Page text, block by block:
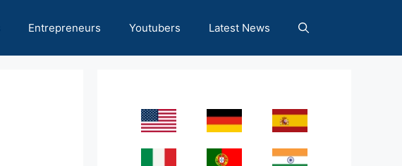
Entrepreneurs Youtubers Latest News